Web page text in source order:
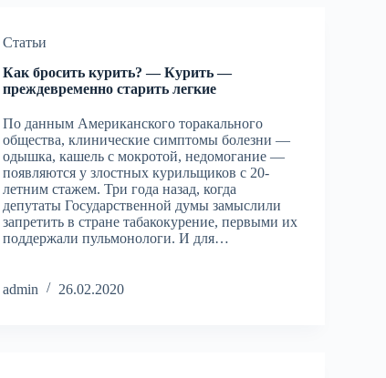
Статьи
Как бросить курить? — Курить —
преждевременно старить легкие
По данным Американского торакального
общества, клинические симптомы болезни —
одышка, кашель с мокротой, недомогание —
появляются у злостных курильщиков с 20-
летним стажем. Три года назад, когда
депутаты Государственной думы замыслили
запретить в стране табакокурение, первыми их
поддержали пульмонологи. И для…
admin 26.02.2020